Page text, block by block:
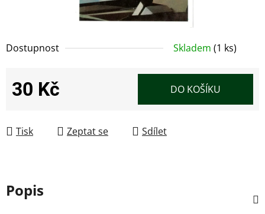
Dostupnost Skladem (1 ks)
30 Kč DO KOŠÍKU
Tisk Zeptat se Sdílet
Popis